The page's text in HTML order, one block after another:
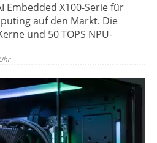
Embedded X100-Serie für
auf den Markt. Die
und 50 TOPS NPU-